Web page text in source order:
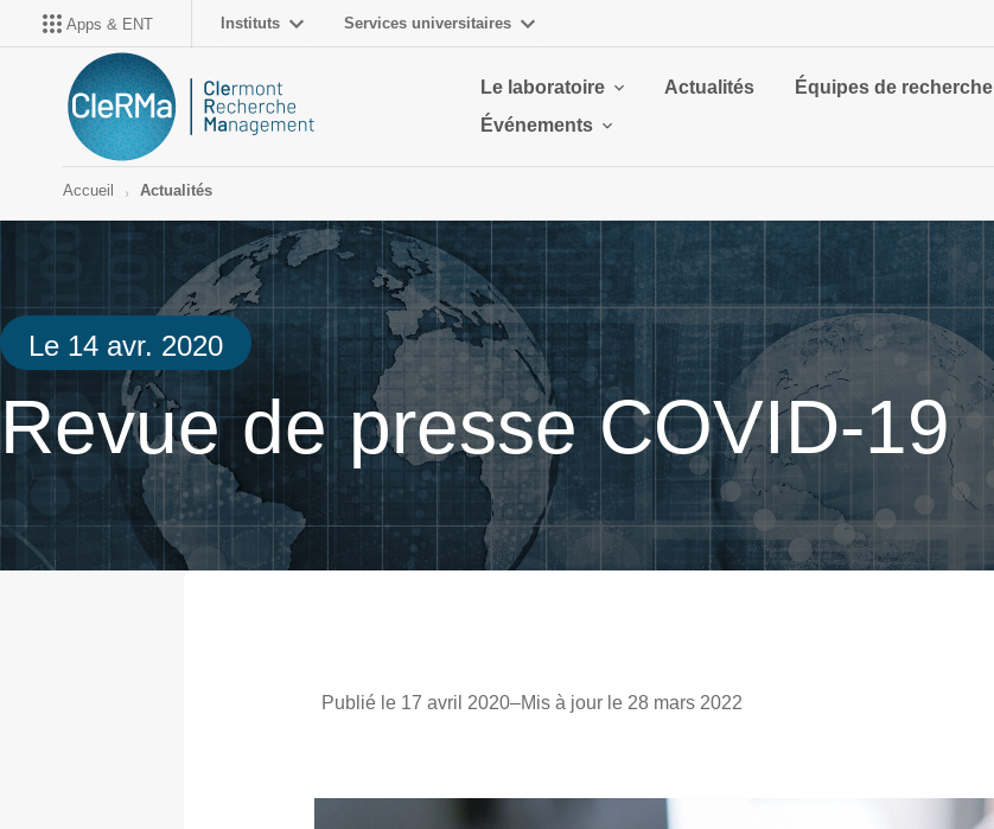
Apps & ENT Instituts Services universitaires
Le laboratoire Actualités Équipes de recherche
Événements
Accueil Actualités
Le 14 avr. 2020
Revue de presse COVID-19
Publié le 17 avril 2020–Mis à jour le 28 mars 2022